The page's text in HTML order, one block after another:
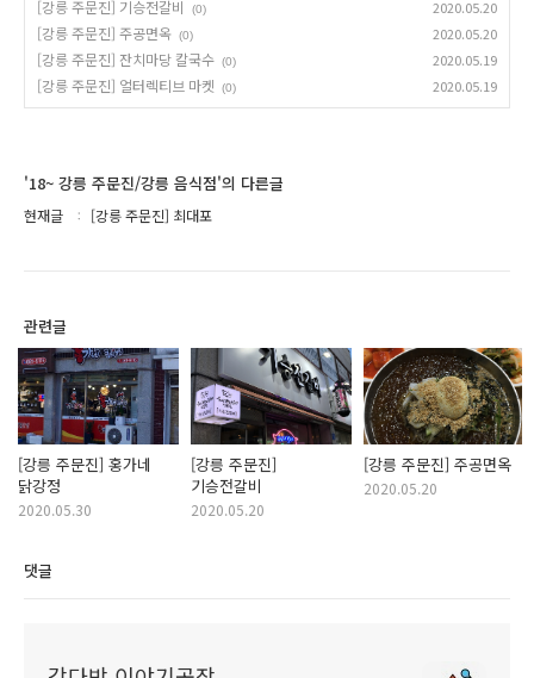
[강릉 주문진] 기승전갈비 (0) 2020.05.20
[강릉 주문진] 주공면옥 (0) 2020.05.20
[강릉 주문진] 잔치마당 칼국수 (0) 2020.05.19
[강릉 주문진] 얼터렉티브 마켓 (0) 2020.05.19
'18~ 강릉 주문진/강릉 음식점'의 다른글
현재글 [강릉 주문진] 최대포
관련글
[강릉 주문진] 홍가네
닭강정
2020.05.30
[강릉 주문진]
기승전갈비
2020.05.20
[강릉 주문진] 주공면옥
2020.05.20
댓글